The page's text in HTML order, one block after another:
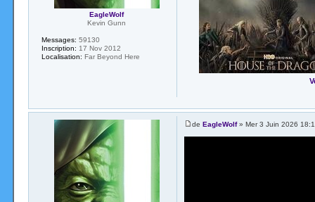
EagleWolf
Kevin Gunn
Messages: 59130
Inscription: 17 Nov 2012
Localisation: Far Beyond Here
de EagleWolf» Mer 3 Juin 2026